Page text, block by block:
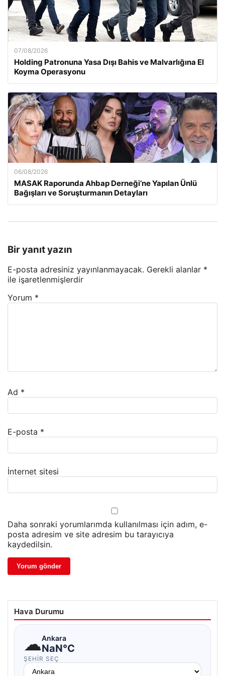
07/08/2026
Holding Patronuna Yasa Dışı Bahis ve Malvarlığına El
Koyma Operasyonu
06/08/2026
MASAK Raporunda Ahbap Derneği’ne Yapılan Ünlü
Bağışları ve Soruşturmanın Detayları
Bir yanıt yazın
E-posta adresiniz yayınlanmayacak. Gerekli alanlar *
ile işaretlenmişlerdir
Yorum *
Ad *
E-posta *
İnternet sitesi
Daha sonraki yorumlarımda kullanılması için adım, e-
posta adresim ve site adresim bu tarayıcıya
kaydedilsin.
Hava Durumu
☁Ankara
NaN°C
ŞEHIR SEÇ